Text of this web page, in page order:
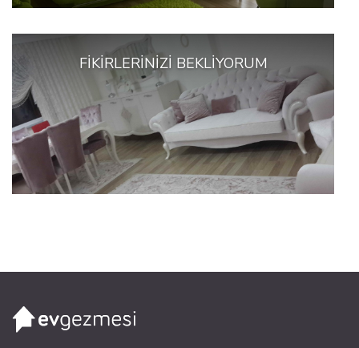
FIKIRLERINIZI BEKLIYORUM